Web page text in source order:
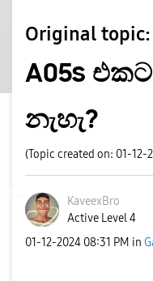
Original topic:
A05s
නැහැ?
(Topic created on: 01-12-
KaveexBro
Active Level 4
‎01-12-2024 08:31 PM in